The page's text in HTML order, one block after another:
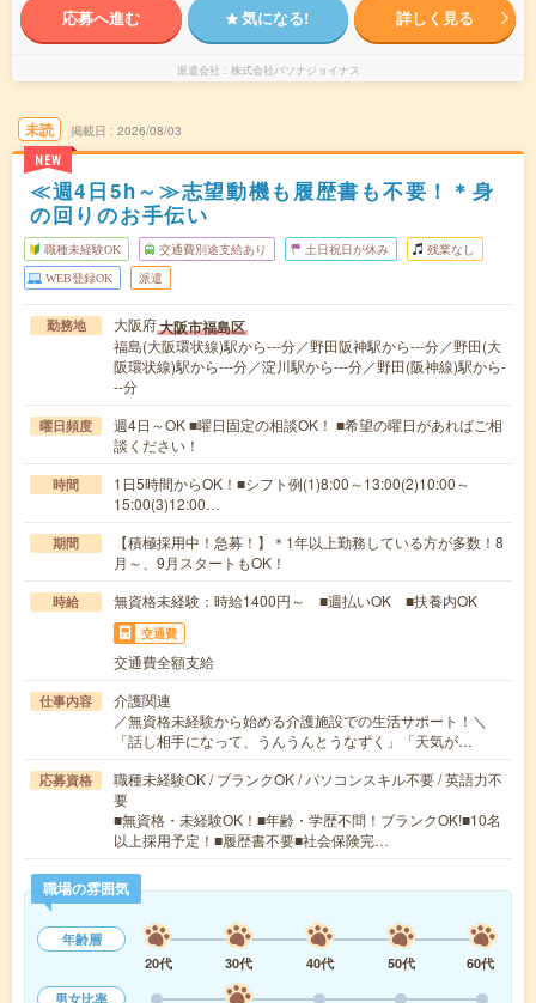
応募へ進む 気になる! 詳しく見る
派遣会社 株式会社パソナジョイナス
未読
NEW
掲載日 2026/08/03
≪週4日5h～≫志望動機も履歴書も不要！＊身
の回りのお手伝い
職種未経験OK 交通費別途支給あり 土日祝日が休み 残業なし
WEB登録OK 派遣
勤務地 大阪府大阪市福島区
福島(大阪環状線)駅から---分／野田阪神駅から---分／野田(大
阪環状線)駅から---分／淀川駅から---分／野田(阪神線)駅から-
--分
曜日頻度
週4日～OK ■曜日固定の相談OK！ ■希望の曜日があればご相
談ください！
時間
1日5時間からOK！■シフト例(1)8:00～13:00(2)10:00～
15:00(3)12:00…
期間
【積極採用中！急募！】＊1年以上勤務している方が多数！8
月～、9月スタートもOK！
時給 無資格未経験：時給1400円～ ■週払いOK ■扶養内OK
交通費
交通費全額支給
仕事内容
介護関連
／無資格未経験から始める介護施設での生活サポート！＼
「話し相手になって、うんうんとうなずく」「天気が…
応募資格
職種未経験OK / ブランクOK / パソコンスキル不要 / 英語力不
要
■無資格・未経験OK！■年齢・学歴不問！ブランクOK!■10名
以上採用予定！■履歴書不要■社会保険完…
職場の雰囲気
年齢層
20代
30代 40代 50代
60代
男女比率